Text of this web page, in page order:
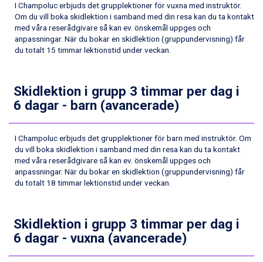
Sauze dOulx från 6.145 kr.
Alleghe från 8.545 kr.
Bad Gastein från 6.295 kr.
Arabba från 11.045 kr.
Sölden från 12.995 kr.
Passo Tonale från 5.895 kr.
Bad Hofgastein från 8.595 kr.
Saalbach från 9.445 kr.
Champoluc från 5.945 kr.
Sestriere från 6.945 kr.
Ischgl från 11.295 kr.
Wagrain från 7.095 kr.
St. Anton från 11.245 kr.
Zell am See från 6.295 kr.
Canazei från 7.195 kr.
Livigno från 5.595 kr.
I Champoluc erbjuds det grupplektioner för vuxna med instruktör.
Om du vill boka skidlektion i samband med din resa kan du ta kontakt
med våra reserådgivare så kan ev. önskemål uppges och
anpassningar. När du bokar en skidlektion (gruppundervisning) får
du totalt 15 timmar lektionstid under veckan.
Skidlektion i grupp 3 timmar per dag i
6 dagar - barn (avancerade)
I Champoluc erbjuds det grupplektioner för barn med instruktör. Om
du vill boka skidlektion i samband med din resa kan du ta kontakt
med våra reserådgivare så kan ev. önskemål uppges och
anpassningar. När du bokar en skidlektion (gruppundervisning) får
du totalt 18 timmar lektionstid under veckan.
Skidlektion i grupp 3 timmar per dag i
6 dagar - vuxna (avancerade)